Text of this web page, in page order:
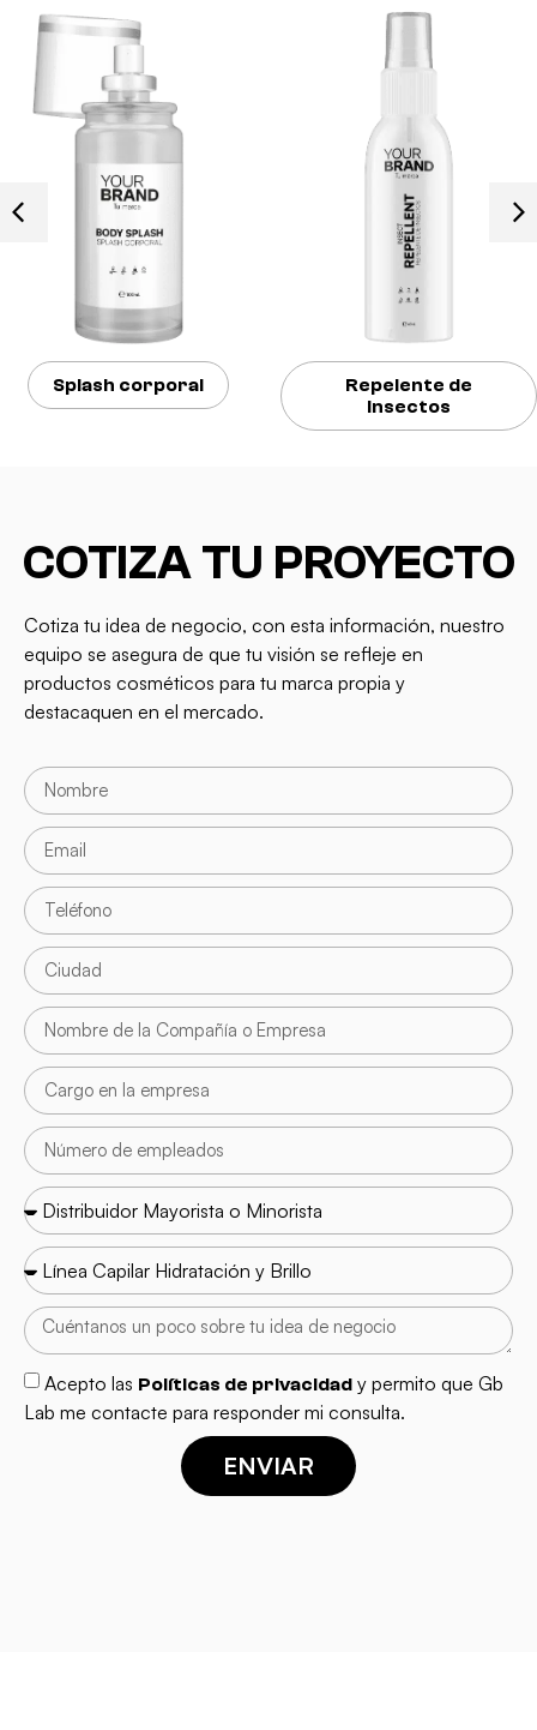
corporal
Repelente de
insectos
COTIZA TU PROYECTO
Cotiza tu idea de negocio, con esta información, nuestro
equipo se asegura de que tu visión se refleje en
productos cosméticos para tu marca propia y
destacaquen en el mercado.
Acepto las Políticas de privacidad y permito que Gb
Lab me contacte para responder mi consulta.
ENVIAR